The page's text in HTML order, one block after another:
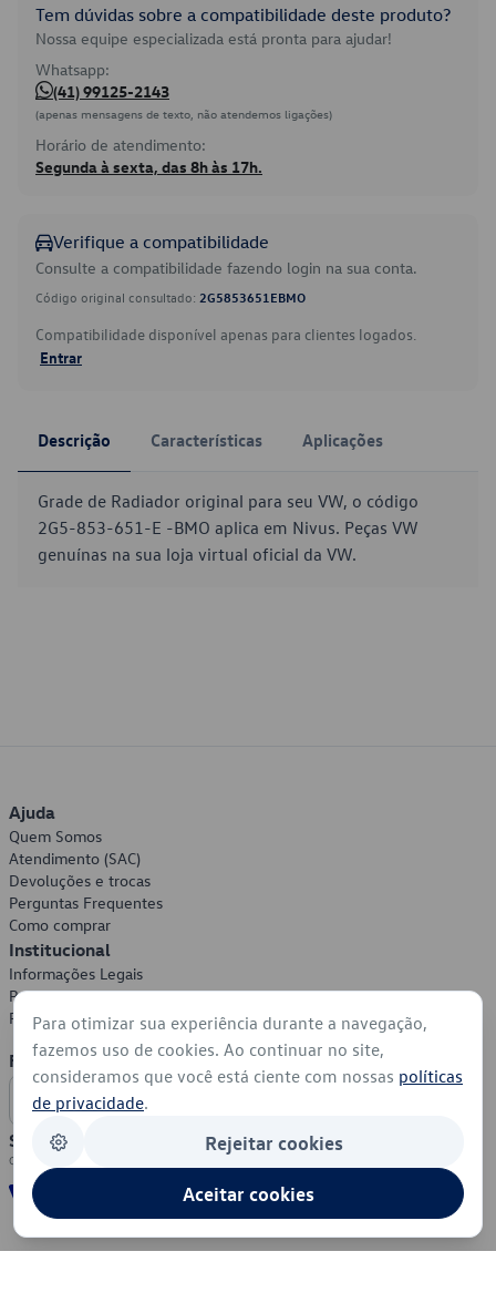
Tem dúvidas sobre a compatibilidade deste produto?
Nossa equipe especializada está pronta para ajudar!
Whatsapp:
(41) 99125-2143
(apenas mensagens de texto, não atendemos ligações)
Horário de atendimento:
Segunda à sexta, das 8h às 17h.
Verifique a compatibilidade
Consulte a compatibilidade fazendo login na sua conta.
Código original consultado: 2G5853651EBMO
Compatibilidade disponível apenas para clientes logados.
Entrar
Descrição Características Aplicações
Grade de Radiador original para seu VW, o código
2G5-853-651-E -BMO aplica em Nivus. Peças VW
genuínas na sua loja virtual oficial da VW.
Ajuda
Quem Somos
Atendimento (SAC)
Devoluções e trocas
Perguntas Frequentes
Como comprar
Institucional
Informações Legais
Política de Privacidade
Política de Cookies
Formas de Pagamento
Segurança
Para otimizar sua experiência durante a navegação,
fazemos uso de cookies. Ao continuar no site,
consideramos que você está ciente com nossas políticas
de privacidade.
Rejeitar cookies
Aceitar cookies